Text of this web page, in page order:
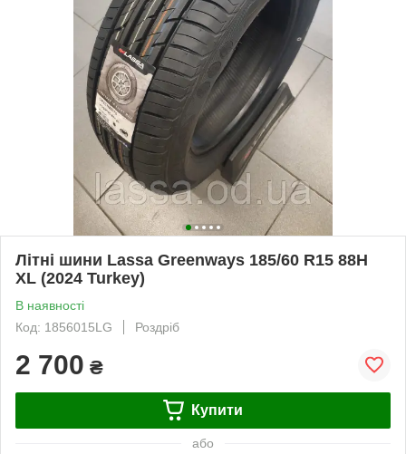
Літні шини Lassa Greenways 185/60 R15 88H
XL (2024 Turkey)
В наявності
Код: 1856015LG
Роздріб
2 700 ₴
Купити
або